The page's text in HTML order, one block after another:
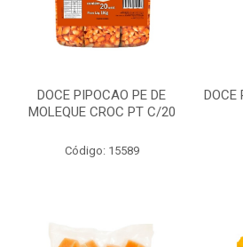
DOCE PIPOCAO PE DE
MOLEQUE CROC PT C/20
Código: 15589
DOCE